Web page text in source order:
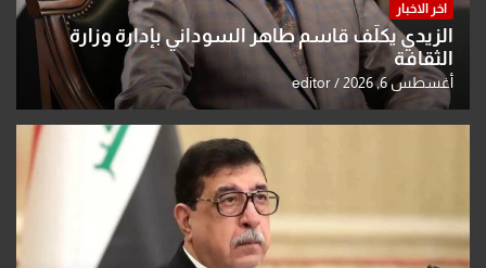
اخر الاخبار
الزيدي يكلّف قاسم طاهر السوداني بإدارة وزارة
الثقافة
أغسطس 6, 2026 editor